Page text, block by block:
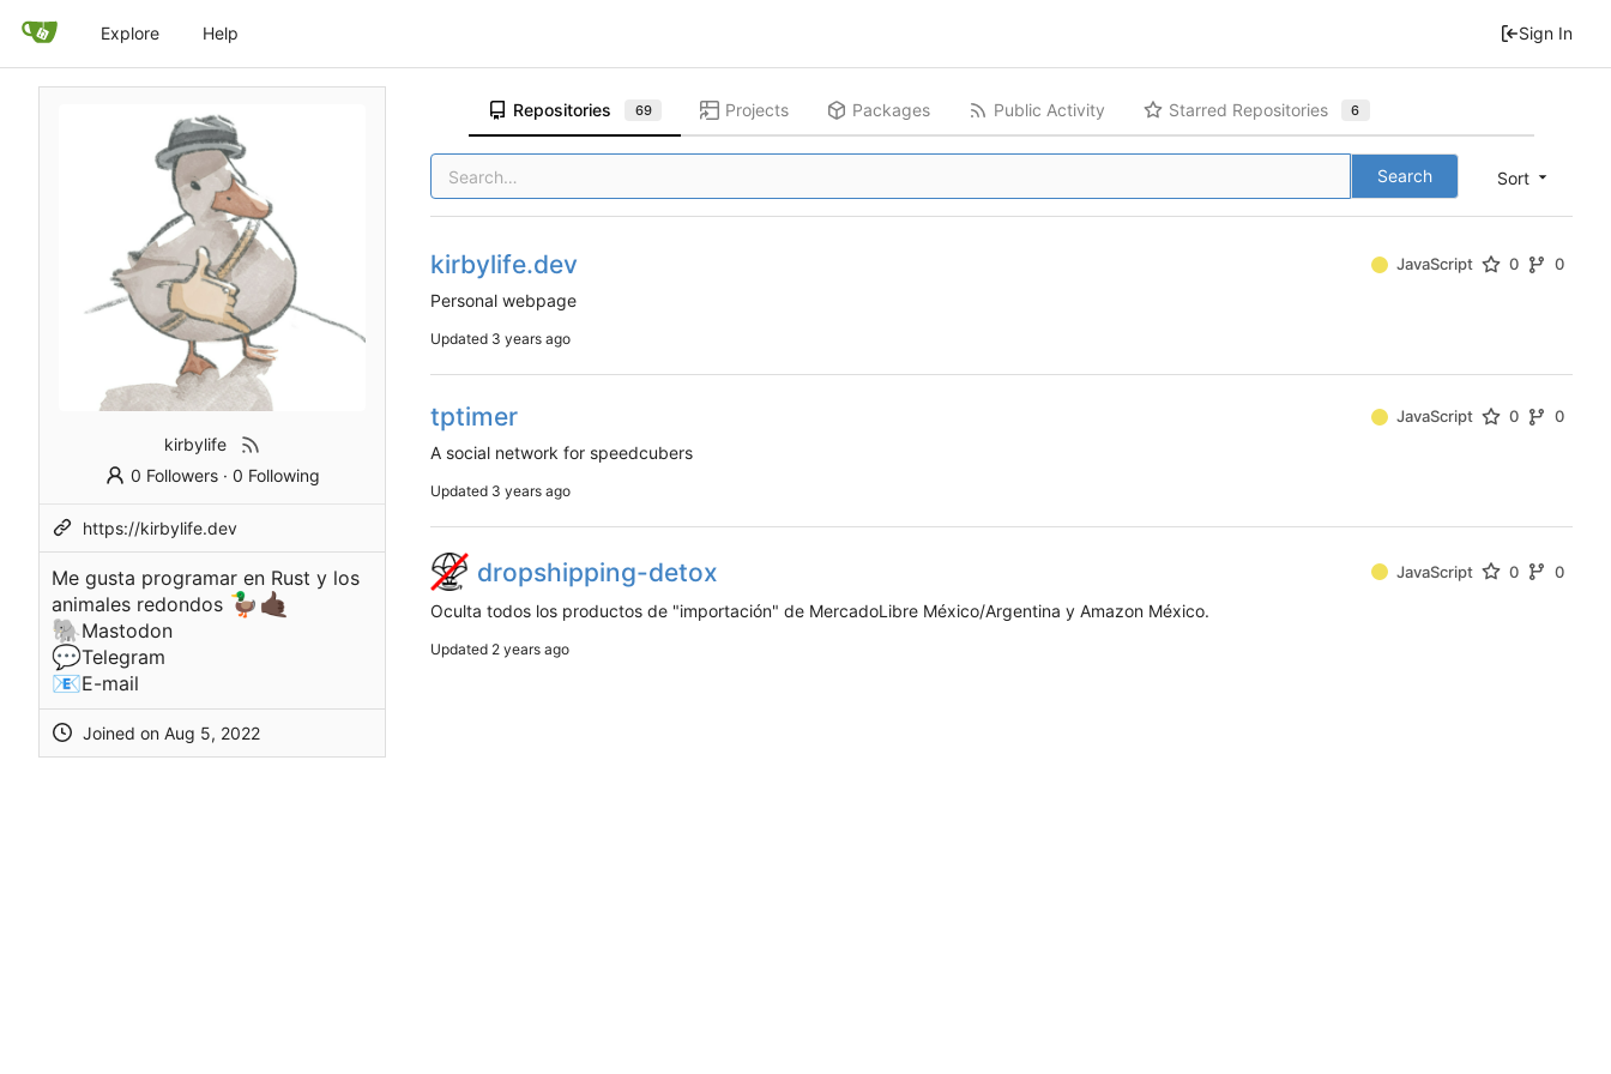
Explore Help Sign In
kirbylife
0 Followers· 0 Following
https://kirbylife.dev
Me gusta programar en Rust y los
animales redondos 🦆 🤙🏿
🐘Mastodon
💬Telegram
📧E-mail
Joined on
Repositories 69 Projects Packages Public Activity Starred Repositories 6
Sort
Search
kirbylife.dev JavaScript 0 0
Personal webpage
Updated
tptimer JavaScript 0 0
A social network for speedcubers
Updated
dropshipping-detox JavaScript 0 0
Oculta todos los productos de "importación" de MercadoLibre México/Argentina y Amazon México.
Updated